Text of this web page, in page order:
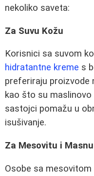
nekoliko saveta:
Za Suvu Kožu
Korisnici sa suvom
hidratantne kreme s
preferiraju proizvode
kao što su maslinovo
sastojci pomažu u
isušivanje.
Za Mesovitu i
Osobe sa